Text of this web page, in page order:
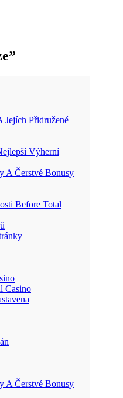
Jejích Přidružené
Výherní
A Čerstvé Bonusy
Before Total
Casino
A Čerstvé Bonusy